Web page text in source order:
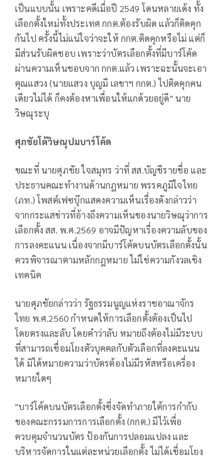
เป็นแบบนั้น เพราะคดีเมื่อปี 2549 โดนหลายเด้ง ทั้ง
เลือกตั้งใหม่ทั้งประเทศ กกต.ต้องรับผิด แล้วก็ติดคุก
กันไป ครั้งนี้ไม่แน่ใจว่าจะให้ กกต.ติดคุกหรือไม่ แต่ก็
มีส่วนรับผิดชอบ เพราะว่าบัตรเลือกตั้งที่มีบาร์โค้ด
ผ่านความเห็นชอบจาก กกต.แล้ว เพราะฉะนั้นจะเอา
คุณแสวง (นายแสวง บุญมี เลขาฯ กกต.) ไปติดคุกคน
เดียวไม่ได้ ก็คงต้องหาเพื่อนให้แกด้วยอยู่ดี" นาย
วิษณุระบุ
ศุภชัยโต้วิษณุปมบาร์โค้ด
ขณะที่ นายศุภชัย ใจสมุทร ว่าที่ สส.บัญชีรายชื่อ และ
ประธานคณะทำงานด้านกฎหมาย พรรคภูมิใจไทย
(ภท.) โพสต์เฟซบุ๊กแสดงความเห็นเรื่องดังกล่าวว่า
จากกระแสข่าวที่อ้างถึงความเห็นของนายวิษณุว่าการ
เลือกตั้ง สส. พ.ศ.2569 อาจมีปัญหาเรื่องความลับของ
การลงคะแนน เนื่องจากมีบาร์โค้ดบนบัตรเลือกตั้งนั้น
ควรพิจารณาตามหลักกฎหมาย ไม่ใช่ความกังวลเชิง
เทคนิค
นายศุภชัยกล่าวว่า รัฐธรรมนูญแห่งราชอาณาจักร
ไทย พ.ศ.2560 กำหนดให้การเลือกตั้งต้องเป็นไป
โดยตรงและลับ โดยคำว่าลับ หมายถึงต้องไม่มีระบบ
ที่สามารถเชื่อมโยงตัวบุคคลกับตัวเลือกที่ลงคะแนน
ได้ มิได้หมายความว่าบัตรต้องไม่มีรหัสหรือเครื่อง
หมายใดๆ
"บาร์โค้ดบนบัตรเลือกตั้งซึ่งจัดทำภายใต้การกำกับ
ของคณะกรรมการการเลือกตั้ง (กกต.) มีไว้เพื่อ
ควบคุมจำนวนบัตร ป้องกันการปลอมแปลง และ
บริหารจัดการในแต่ละหน่วยเลือกตั้ง ไม่ได้เชื่อมโยง